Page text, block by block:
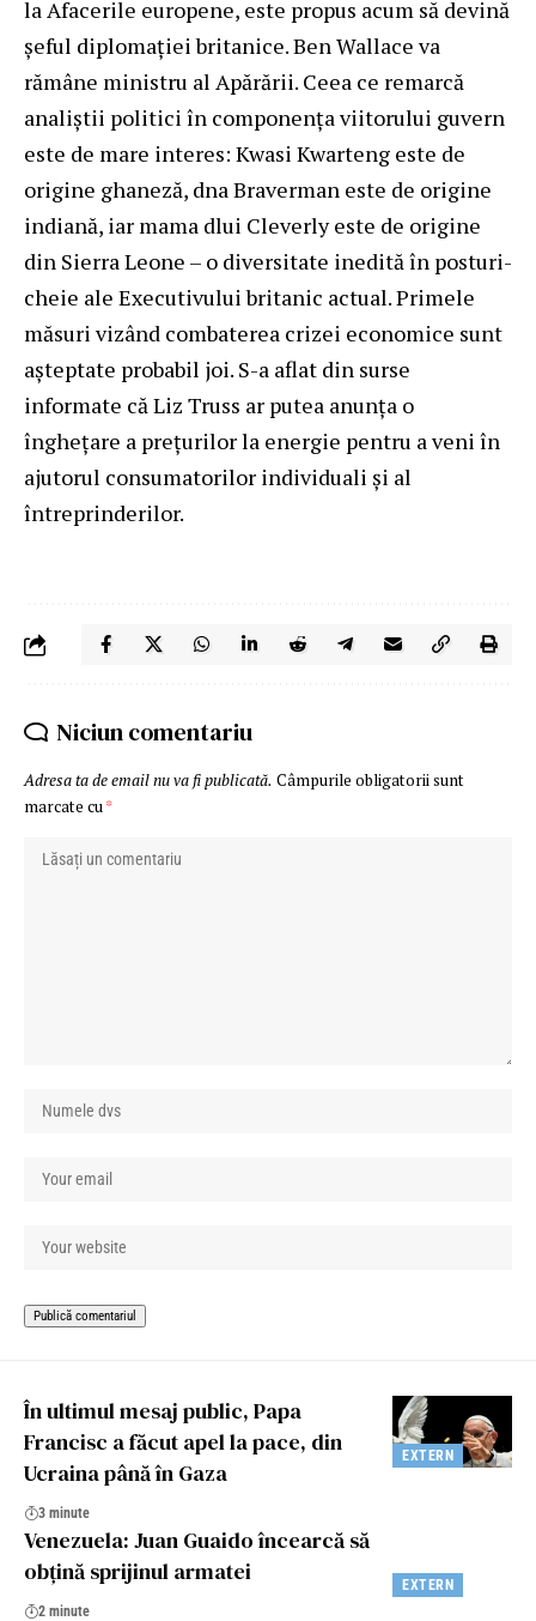
la Afacerile europene, este propus acum să devină
șeful diplomației britanice. Ben Wallace va
rămâne ministru al Apărării. Ceea ce remarcă
analiștii politici în componența viitorului guvern
este de mare interes: Kwasi Kwarteng este de
origine ghaneză, dna Braverman este de origine
indiană, iar mama dlui Cleverly este de origine
din Sierra Leone – o diversitate inedită în posturi-
cheie ale Executivului britanic actual. Primele
măsuri vizând combaterea crizei economice sunt
așteptate probabil joi. S-a aflat din surse
informate că Liz Truss ar putea anunța o
înghețare a prețurilor la energie pentru a veni în
ajutorul consumatorilor individuali și al
întreprinderilor.
Niciun comentariu
Adresa ta de email nu va fi publicată. Câmpurile obligatorii sunt
marcate cu*
EXTERN
În ultimul mesaj public, Papa
Francisc a făcut apel la pace, din
Ucraina până în Gaza
3 minute
EXTERN
Venezuela: Juan Guaido încearcă să
obțină sprijinul armatei
2 minute